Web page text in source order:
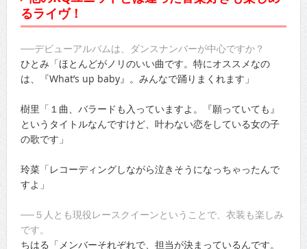
るライヴ！
──デビューアルバムは、ダンスナンバーが中心ですか？
ひとみ「ほとんどがノリのいい曲です。特にオススメなの
は、『What’s up baby』。みんなで踊りまくれます」
樹里「１曲、バラードも入っていますよ。『願っていても』
というタイトルなんですけど、叶わない恋をしている女の子
の歌です」
玲菜「レコーディングしながら泣きそうになっちゃったんで
すよ」
──５人とも現役レースクイーンということで、衣装も楽しみ
です。
ちはる「メンバーそれぞれで、担当が決まっているんです。